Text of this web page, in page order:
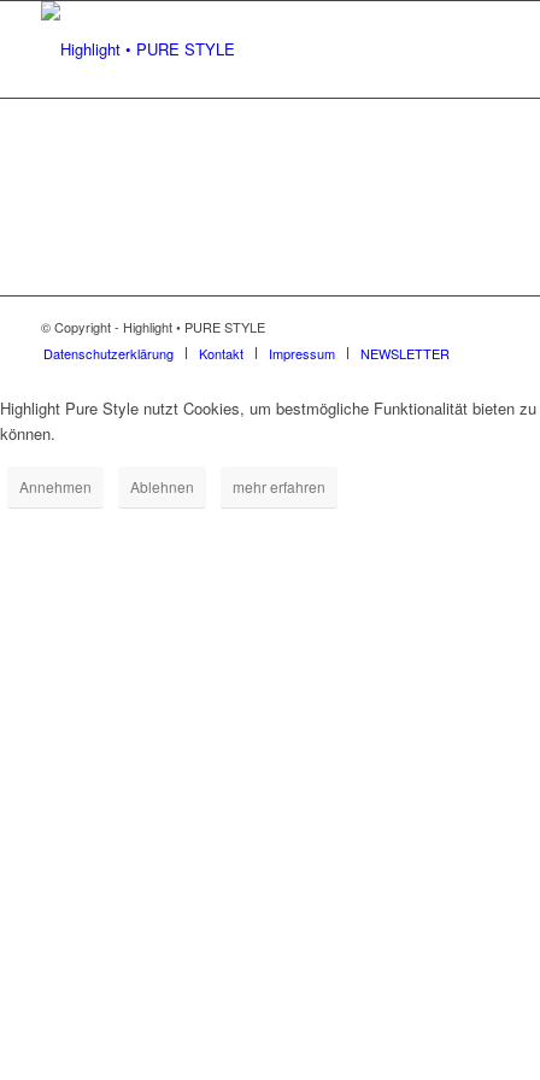
© Copyright - Highlight • PURE STYLE
Datenschutzerklärung
Kontakt Impressum NEWSLETTER
Highlight Pure Style nutzt Cookies, um bestmögliche Funktionalität bieten zu
können.
Annehmen Ablehnen mehr erfahren